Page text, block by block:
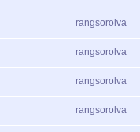
rangsorolva
rangsorolva
rangsorolva
rangsorolva